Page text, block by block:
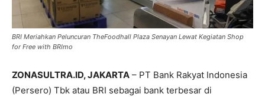
BRI Meriahkan Peluncuran TheFoodhall Plaza Senayan Lewat Kegiatan Shop
for Free with BRImo
ZONASULTRA.ID, JAKARTA – PT Bank Rakyat Indonesia
(Persero) Tbk atau BRI sebagai bank terbesar di